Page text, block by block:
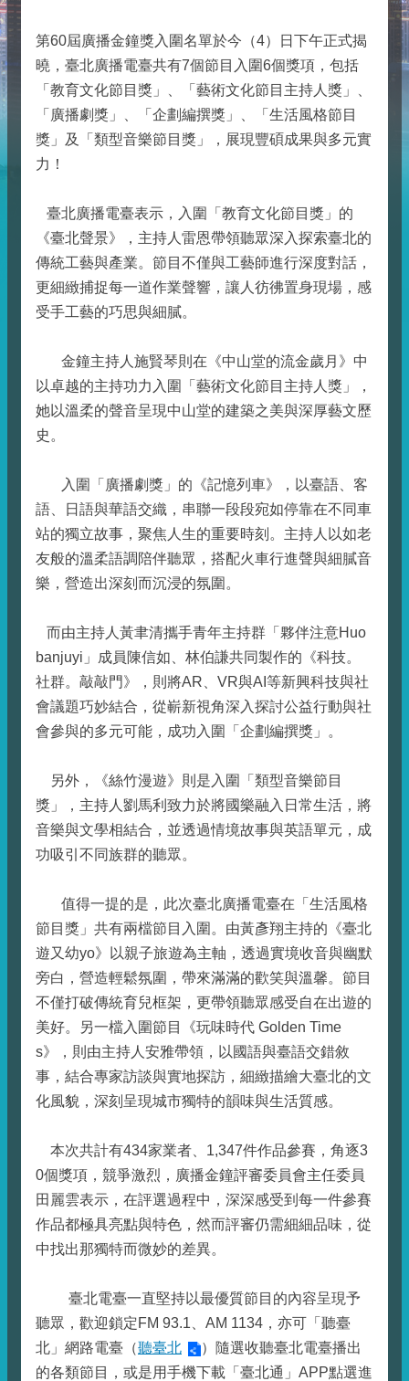
第60屆廣播金鐘獎入圍名單於今（4）日下午正式揭
曉，臺北廣播電臺共有7個節目入圍6個獎項，包括
「教育文化節目獎」、「藝術文化節目主持人獎」、
「廣播劇獎」、「企劃編撰獎」、「生活風格節目
獎」及「類型音樂節目獎」，展現豐碩成果與多元實
力！
臺北廣播電臺表示，入圍「教育文化節目獎」的
《臺北聲景》，主持人雷恩帶領聽眾深入探索臺北的
傳統工藝與產業。節目不僅與工藝師進行深度對話，
更細緻捕捉每一道作業聲響，讓人彷彿置身現場，感
受手工藝的巧思與細膩。
金鐘主持人施賢琴則在《中山堂的流金歲月》中
以卓越的主持功力入圍「藝術文化節目主持人獎」，
她以溫柔的聲音呈現中山堂的建築之美與深厚藝文歷
史。
入圍「廣播劇獎」的《記憶列車》，以臺語、客
語、日語與華語交織，串聯一段段宛如停靠在不同車
站的獨立故事，聚焦人生的重要時刻。主持人以如老
友般的溫柔語調陪伴聽眾，搭配火車行進聲與細膩音
樂，營造出深刻而沉浸的氛圍。
而由主持人黃聿清攜手青年主持群「夥伴注意Huo
banjuyi」成員陳信如、林伯謙共同製作的《科技。
社群。敲敲門》，則將AR、VR與AI等新興科技與社
會議題巧妙結合，從嶄新視角深入探討公益行動與社
會參與的多元可能，成功入圍「企劃編撰獎」。
另外，《絲竹漫遊》則是入圍「類型音樂節目
獎」，主持人劉馬利致力於將國樂融入日常生活，將
音樂與文學相結合，並透過情境故事與英語單元，成
功吸引不同族群的聽眾。
值得一提的是，此次臺北廣播電臺在「生活風格
節目獎」共有兩檔節目入圍。由黃彥翔主持的《臺北
遊又幼yo》以親子旅遊為主軸，透過實境收音與幽默
旁白，營造輕鬆氛圍，帶來滿滿的歡笑與溫馨。節目
不僅打破傳統育兒框架，更帶領聽眾感受自在出遊的
美好。另一檔入圍節目《玩味時代 Golden Time
s》，則由主持人安雅帶領，以國語與臺語交錯敘
事，結合專家訪談與實地探訪，細緻描繪大臺北的文
化風貌，深刻呈現城市獨特的韻味與生活質感。
本次共計有434家業者、1,347件作品參賽，角逐3
0個獎項，競爭激烈，廣播金鐘評審委員會主任委員
田麗雲表示，在評選過程中，深深感受到每一件參賽
作品都極具亮點與特色，然而評審仍需細細品味，從
中找出那獨特而微妙的差異。
臺北電臺一直堅持以最優質節目的內容呈現予
聽眾，歡迎鎖定FM 93.1、AM 1134，亦可「聽臺
北」網路電臺（聽臺北
）隨選收聽臺北電臺播出
的各類節目，或是用手機下載「臺北通」APP點選進